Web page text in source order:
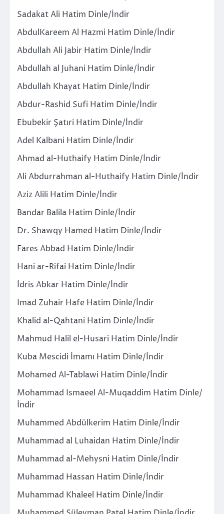
Sadakat Ali Hatim Dinle/İndir
AbdulKareem Al Hazmi Hatim Dinle/İndir
Abdullah Ali Jabir Hatim Dinle/İndir
Abdullah al Juhani Hatim Dinle/İndir
Abdullah Khayat Hatim Dinle/İndir
Abdur-Rashid Sufi Hatim Dinle/İndir
Ebubekir Şatıri Hatim Dinle/İndir
Adel Kalbani Hatim Dinle/İndir
Ahmad al-Huthaify Hatim Dinle/İndir
Ali Abdurrahman al-Huthaify Hatim Dinle/İndir
Aziz Alili Hatim Dinle/İndir
Bandar Balila Hatim Dinle/İndir
Dr. Shawqy Hamed Hatim Dinle/İndir
Fares Abbad Hatim Dinle/İndir
Hani ar-Rifai Hatim Dinle/İndir
İdris Abkar Hatim Dinle/İndir
Imad Zuhair Hafe Hatim Dinle/İndir
Khalid al-Qahtani Hatim Dinle/İndir
Mahmud Halil el-Husari Hatim Dinle/İndir
Kuba Mescidi İmamı Hatim Dinle/İndir
Mohamed Al-Tablawi Hatim Dinle/İndir
Mohammad Ismaeel Al-Muqaddim Hatim Dinle/
İndir
Muhammed Abdülkerim Hatim Dinle/İndir
Muhammad al Luhaidan Hatim Dinle/İndir
Muhammad al-Mehysni Hatim Dinle/İndir
Muhammad Hassan Hatim Dinle/İndir
Muhammad Khaleel Hatim Dinle/İndir